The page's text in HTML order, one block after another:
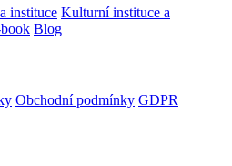
instituce Kulturní instituce a
Blog
Obchodní podmínky GDPR